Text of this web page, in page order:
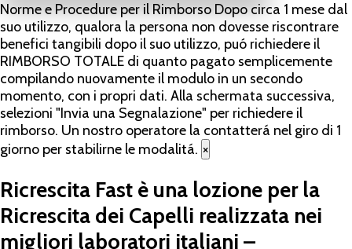
Norme e Procedure per il Rimborso Dopo circa 1 mese dal
suo utilizzo, qualora la persona non dovesse riscontrare
benefici tangibili dopo il suo utilizzo, puó richiedere il
RIMBORSO TOTALE di quanto pagato semplicemente
compilando nuovamente il modulo in un secondo
momento, con i propri dati. Alla schermata successiva,
selezioni "Invia una Segnalazione" per richiedere il
rimborso. Un nostro operatore la contatterá nel giro di 1
giorno per stabilirne le modalitá. ×
Ricrescita Fast è una lozione per la
Ricrescita dei Capelli realizzata nei
migliori laboratori italiani –